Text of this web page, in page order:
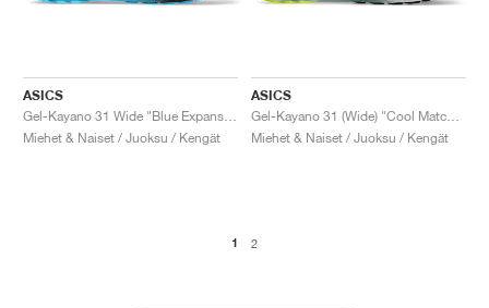
ASICS
Miehet & Naiset / Juoksu / Kengät
ASICS
Miehet & Naiset / Juoksu / Kengät
1 2